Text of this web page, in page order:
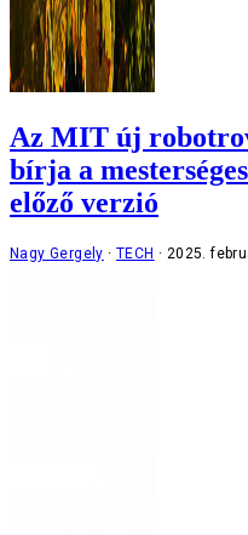
Az MIT új
bírja a
előző verzió
Nagy Gergely TECH 2025.